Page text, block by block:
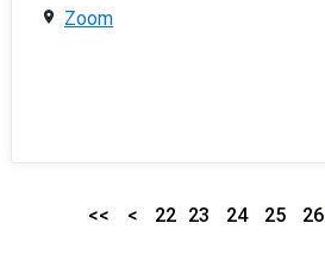
Zoom
<< < 22 23 24 25 26